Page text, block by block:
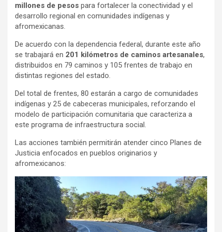
millones de pesos para fortalecer la conectividad y el
desarrollo regional en comunidades indígenas y
afromexicanas.
De acuerdo con la dependencia federal, durante este año
se trabajará en 201 kilómetros de caminos artesanales,
distribuidos en 79 caminos y 105 frentes de trabajo en
distintas regiones del estado.
Del total de frentes, 80 estarán a cargo de comunidades
indígenas y 25 de cabeceras municipales, reforzando el
modelo de participación comunitaria que caracteriza a
este programa de infraestructura social.
Las acciones también permitirán atender cinco Planes de
Justicia enfocados en pueblos originarios y
afromexicanos: